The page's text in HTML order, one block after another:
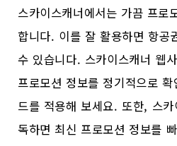
스카이스캐너에서는 가끔 프로
합니다. 이를 잘 활용하면 항공
수 있습니다. 스카이스캐너 웹
프로모션 정보를 정기적으로
드를 적용해 보세요. 또한, 스
독하면 최신 프로모션 정보를